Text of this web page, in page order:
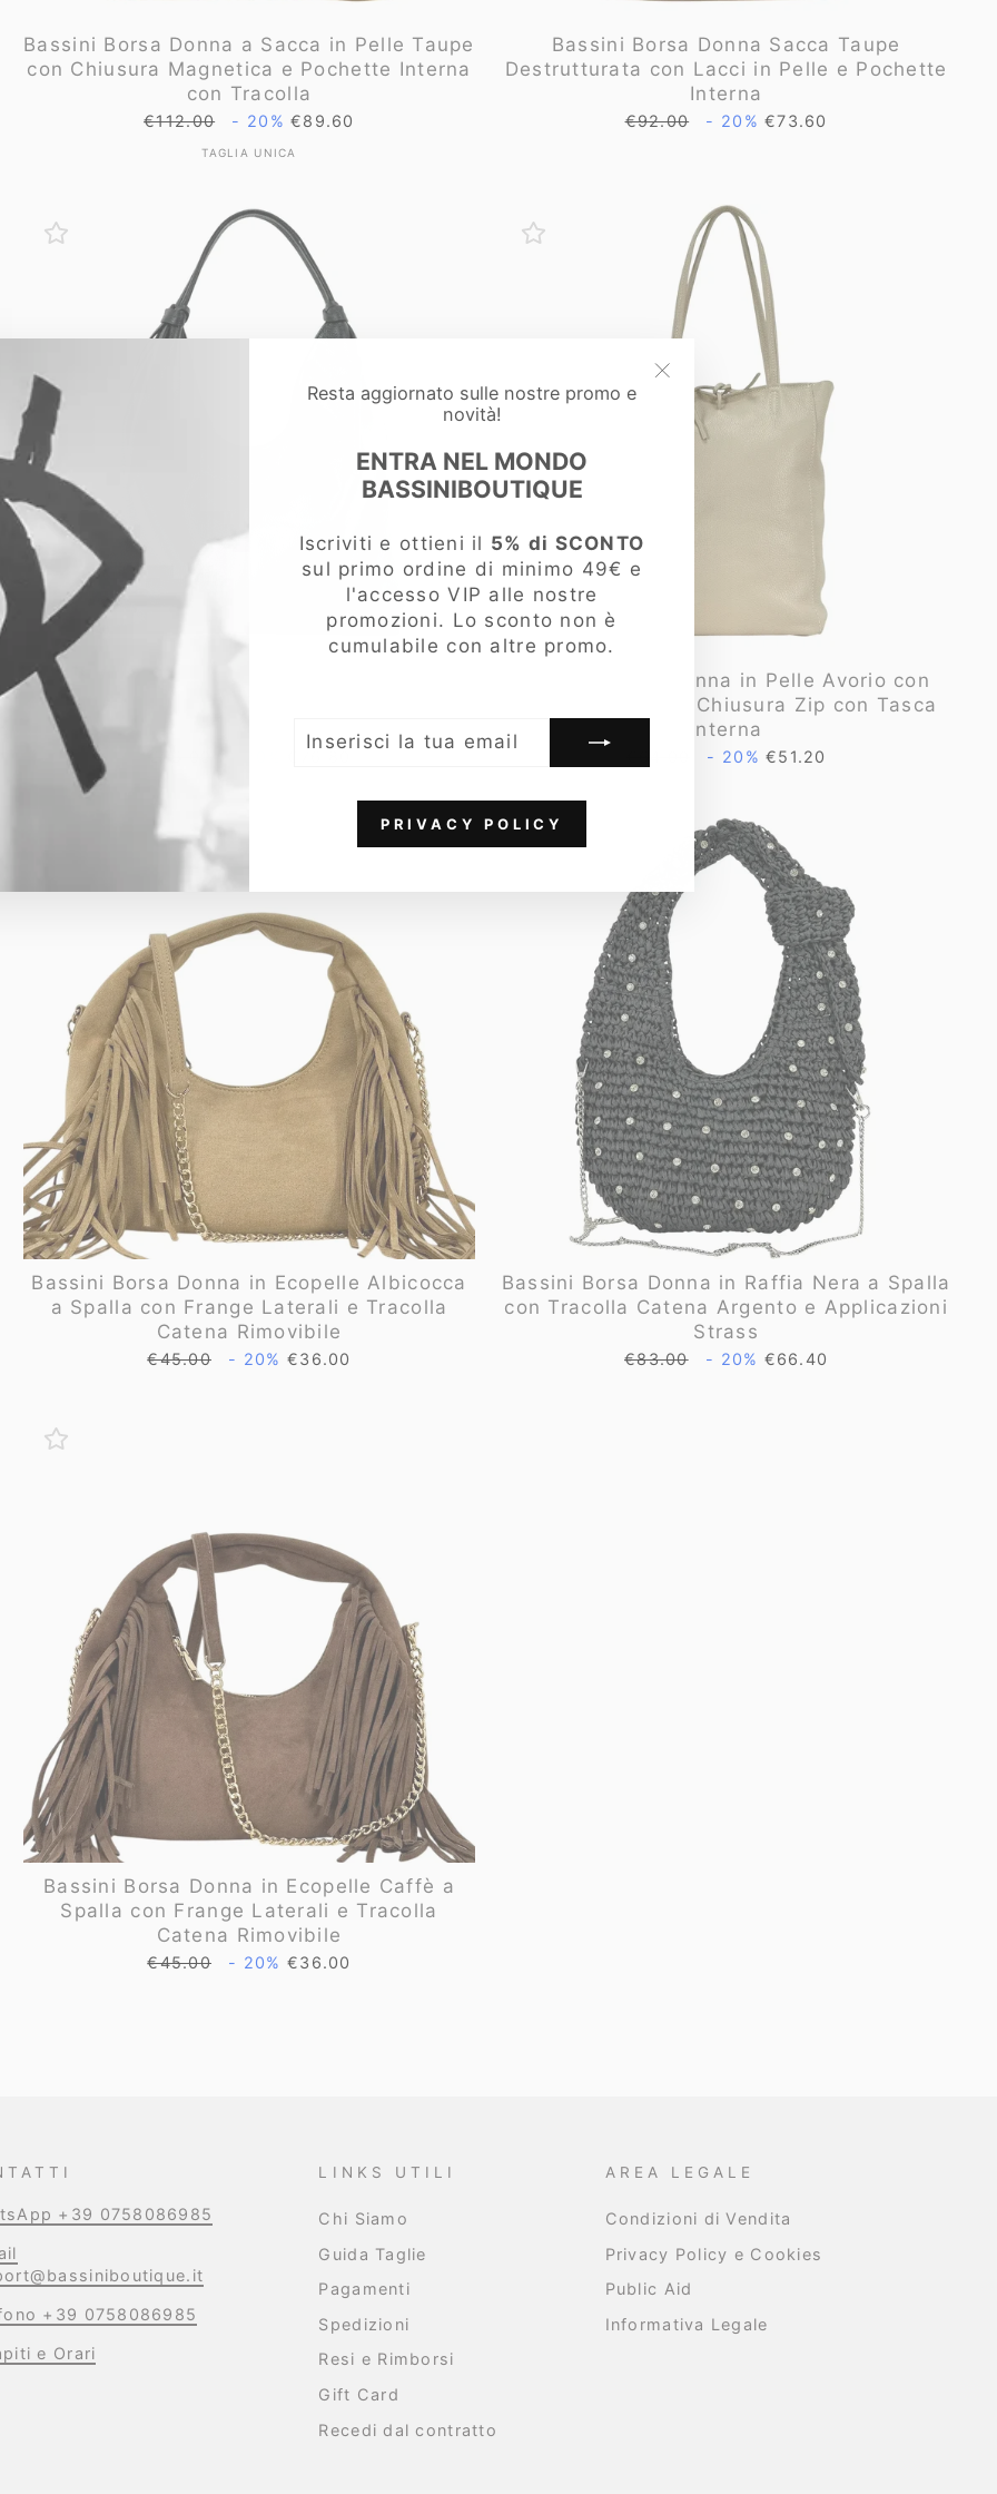
Resta aggiornato sulle nostre promo e
novità!
ENTRA NEL MONDO
BASSINIBOUTIQUE
Iscriviti e ottieni il 5% di SCONTO
sul primo ordine di minimo 49€ e
l'accesso VIP alle nostre
promozioni. Lo sconto non è
cumulabile con altre promo.
LA
PRIVACY POLICY
"Chiudi
(esc)"
Bassini Borsa Donna a Sacca in Pelle Taupe
con Chiusura Magnetica e Pochette Interna
con Tracolla
Prezzo
€112.00
Prezzo
- 20%€89.60
TAGLIA
TAGLIA UNICA
Bassini Borsa Donna Sacca Taupe
Destrutturata con Lacci in Pelle e Pochette
Interna
Prezzo
€92.00
Prezzo
- 20%€73.60
Bassini Borsa Donna a Sacca in Pelle Nera
con Spallaccio e Chiusura Zip con Tasche
Bassini Borsa Donna in Pelle Avorio con
Manici Tracolla e Chiusura Zip con Tasca
Interna
Prezzo
- 20%€51.20
Bassini Borsa Donna in Ecopelle Albicocca
a Spalla con Frange Laterali e Tracolla
Catena Rimovibile
Prezzo
€45.00
Prezzo
- 20% €36.00
Bassini Borsa Donna in Raffia Nera a Spalla
con Tracolla Catena Argento e Applicazioni
Strass
Prezzo
€83.00
Prezzo
- 20% €66.40
Bassini Borsa Donna in Ecopelle Caffè a
Spalla con Frange Laterali e Tracolla
Catena Rimovibile
Prezzo
€45.00
Prezzo
- 20% €36.00
+39 0758086985
+39 0758086985
e Orari
LINKS UTILI
Chi Siamo
Guida Taglie
Pagamenti
Spedizioni
Resi e Rimborsi
Gift Card
Recedi dal contratto
AREA LEGALE
Condizioni di Vendita
Privacy Policy e Cookies
Public Aid
Informativa Legale